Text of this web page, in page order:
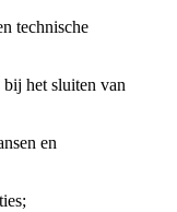
technische
het sluiten van
en